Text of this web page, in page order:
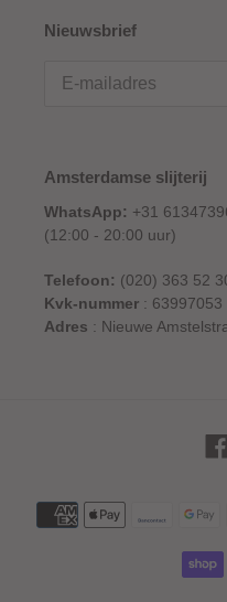
Nieuwsbrief
Amsterdamse slijterij
WhatsApp: +31
(12:00 - 20:00 uur)
Telefoon: (020) 363 52
Kvk-nummer : 63997053
Adres : Nieuwe